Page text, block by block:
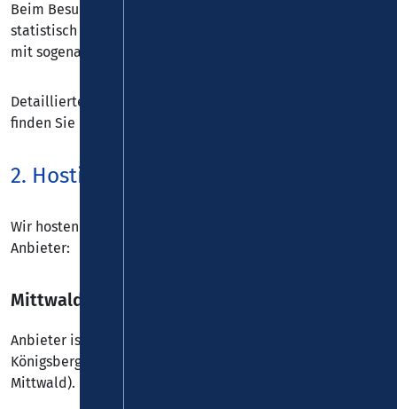
Beim Besuch dieser Website kann Ihr Surf-Verhalten
statistisch ausgewertet werden. Das geschieht vor allem
mit sogenannten Analyseprogrammen.
Detaillierte Informationen zu diesen Analyseprogrammen
finden Sie in der folgenden Datenschutzerklärung.
2. Hosting
Wir hosten die Inhalte unserer Website bei folgendem
Anbieter:
Mittwald
Anbieter ist die Mittwald CM Service GmbH & Co. KG,
Königsberger Straße 4-6, 32339 Espelkamp (nachfolgend
Mittwald).